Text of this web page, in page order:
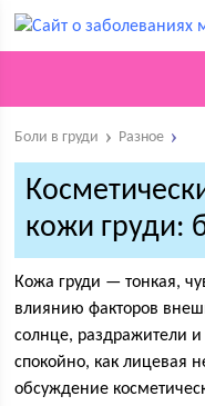
Боли в груди Разное
кожи груди:
Кожа груди — тонкая,
влиянию факторов
солнце, раздражители
спокойно, как лицевая
обсуждение